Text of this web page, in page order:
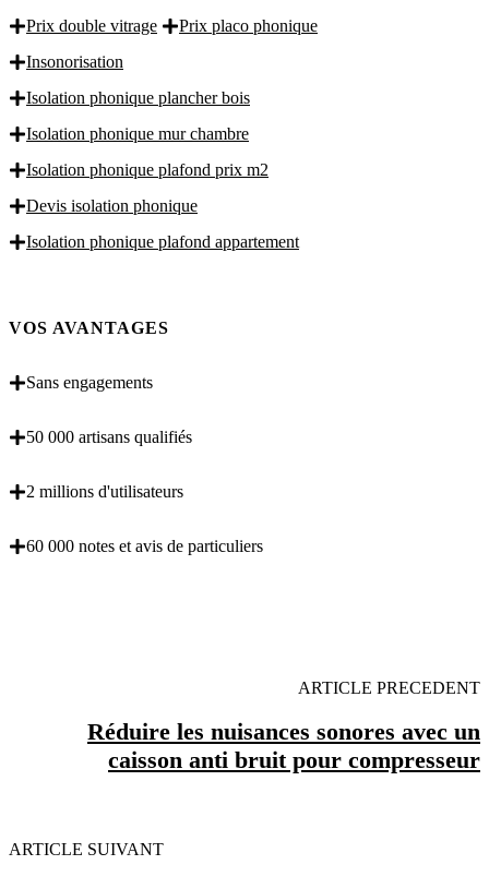
Prix double vitrage
Prix placo phonique
Insonorisation
Isolation phonique plancher bois
Isolation phonique mur chambre
Isolation phonique plafond prix m2
Devis isolation phonique
Isolation phonique plafond appartement
VOS AVANTAGES
Sans engagements
50 000 artisans qualifiés
2 millions d'utilisateurs
60 000 notes et avis de particuliers
ARTICLE PRECEDENT
Réduire les nuisances sonores avec un
caisson anti bruit pour compresseur
ARTICLE SUIVANT